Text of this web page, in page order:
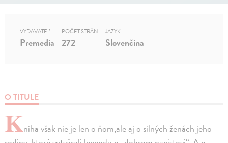
O TITULE
Kniha však nie je len o ňom,ale aj o silných ženách jeho
VYDAVATEĽ
Premedia
POČET STRÁN
272
JAZYK
Slovenčina